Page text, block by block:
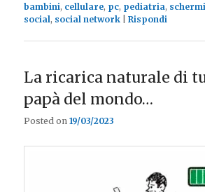
bambini, cellulare, pc, pediatria, schermi
social, social network |Rispondi
La ricarica naturale di
papà del mondo…
Posted on19/03/2023